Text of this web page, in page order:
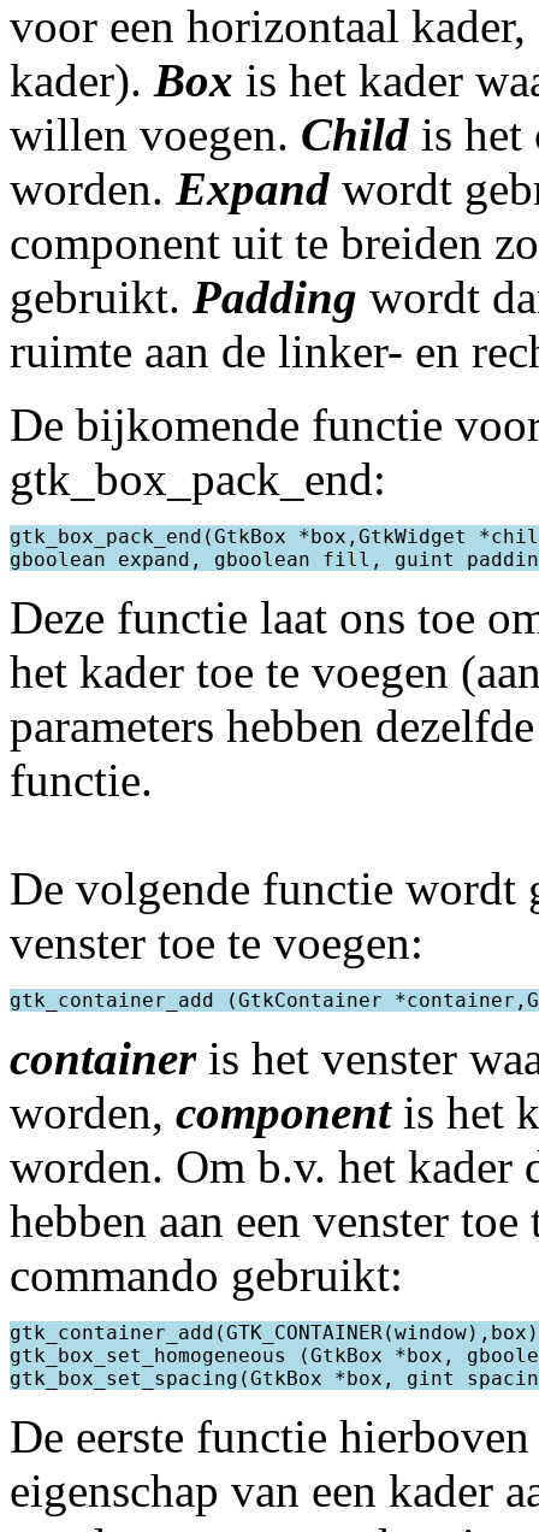
voor een horizontaal
kader). Box is het kader
willen voegen. Child is het
worden. Expand wordt
component uit te breiden
gebruikt. Padding wordt
ruimte aan de linker- en
De bijkomende functie
gtk_box_pack_end:
gtk_box_pack_end(GtkBox *box,GtkWidget
Deze functie laat ons toe
het kader toe te voegen
parameters hebben
functie.
De volgende functie wordt
venster toe te voegen:
containeris het venster
worden, componentis het
worden. Om b.v. het kader
hebben aan een venster
commando gebruikt:
gtk_box_set_homogeneous (GtkBox *box,
De eerste functie
eigenschap van een kader